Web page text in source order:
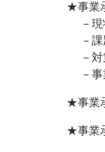
★事業承継の
－現状の
－課題の
－対策の
－事業承継
★事業承継計
★事業承継計